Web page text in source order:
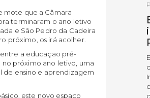
mote que a Câmara
terminaram o ano letivo
e São Pedro da Cadeira
próximo, os irá acolher.
a educação pré-
no próximo ano letivo, uma
de ensino e aprendizagem
este novo espaço